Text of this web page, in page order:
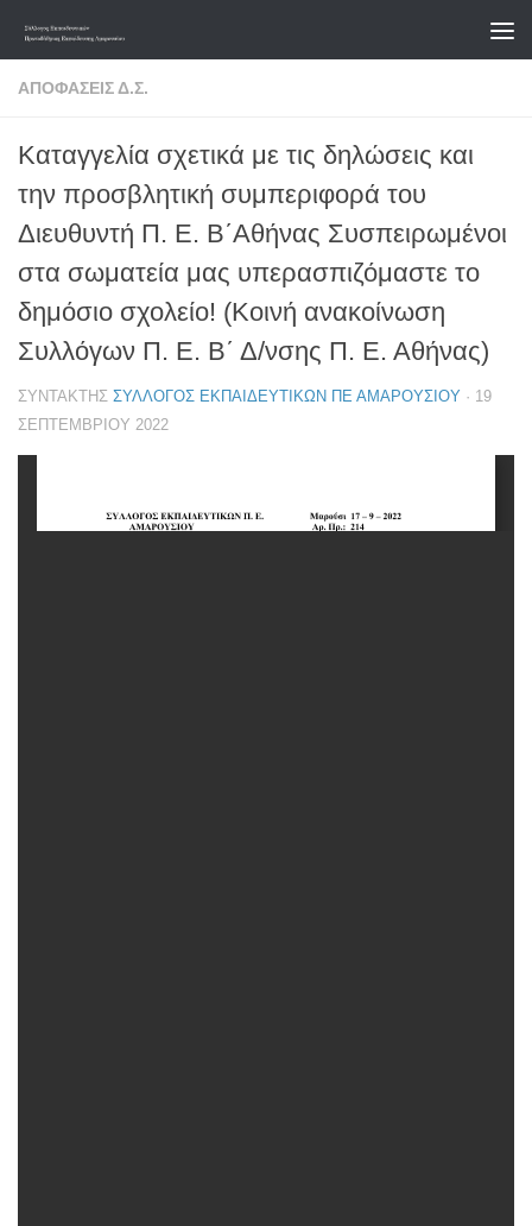
Skip to content
ΑΠΟΦΆΣΕΙΣ Δ.Σ.
Καταγγελία σχετικά με τις δηλώσεις και
την προσβλητική συμπεριφορά του
Διευθυντή Π. Ε. Β΄Αθήνας Συσπειρωμένοι
στα σωματεία μας υπερασπιζόμαστε το
δημόσιο σχολείο! (Κοινή ανακοίνωση
Συλλόγων Π. Ε. Β΄ Δ/νσης Π. Ε. Αθήνας)
ΣΥΝΤΆΚΤΗΣ ΣΎΛΛΟΓΟΣ ΕΚΠΑΙΔΕΥΤΙΚΏΝ ΠΕ ΑΜΑΡΟΥΣΊΟΥ · 19
ΣΕΠΤΕΜΒΡΊΟΥ 2022